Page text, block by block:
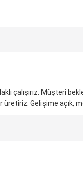
çalışırız. Müşteri
Gelişime açık,